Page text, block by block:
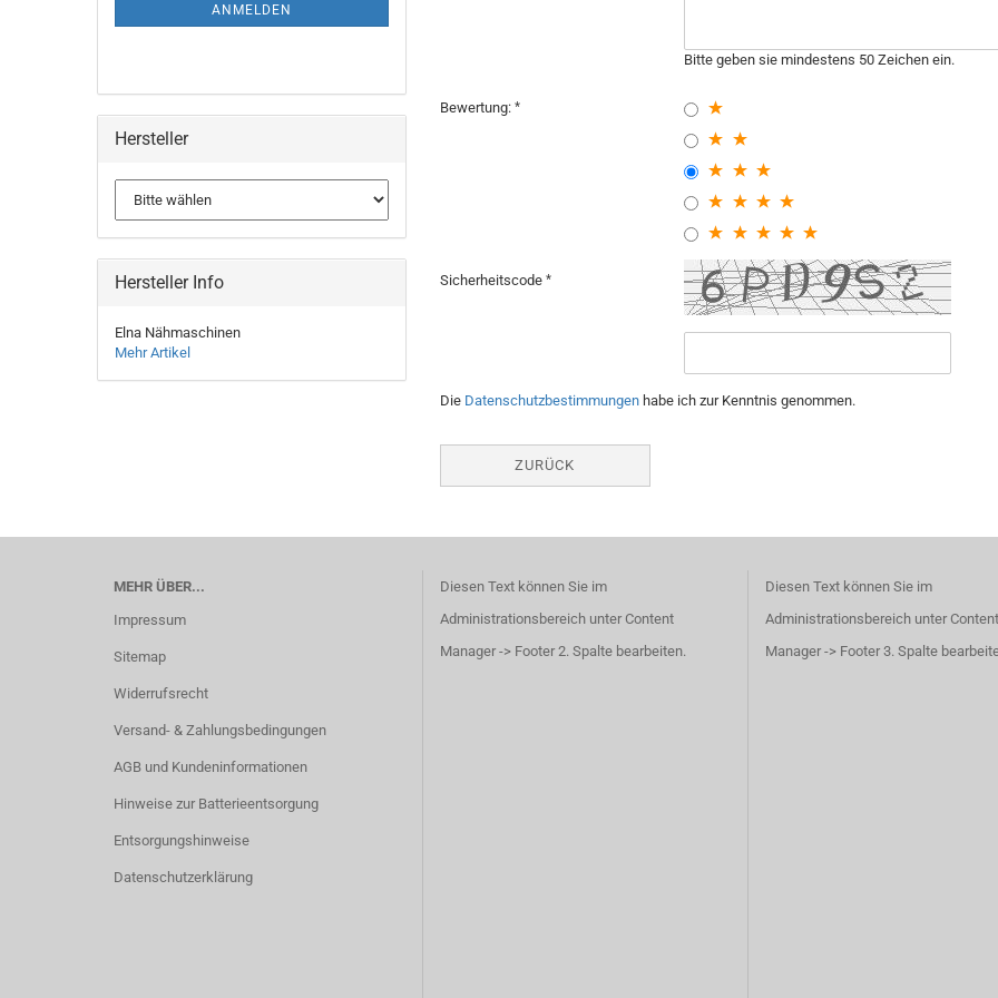
Bitte geben sie mindestens 50 Zeichen ein.
Bewertung:
Sicherheitscode
Die Datenschutzbestimmungenhabe ich zur Kenntnis genommen.
ZURÜCK
ANMELDEN
Hersteller
Hersteller Info
Elna Nähmaschinen
Mehr Artikel
MEHR ÜBER...
Impressum
Sitemap
Widerrufsrecht
Versand- & Zahlungsbedingungen
AGB und Kundeninformationen
Hinweise zur Batterieentsorgung
Entsorgungshinweise
Datenschutzerklärung
Diesen Text können Sie im
Administrationsbereich unter Content
Manager -> Footer 2. Spalte bearbeiten.
Diesen Text können Sie im
Administrationsbereich unter Content
Manager -> Footer 3. Spalte